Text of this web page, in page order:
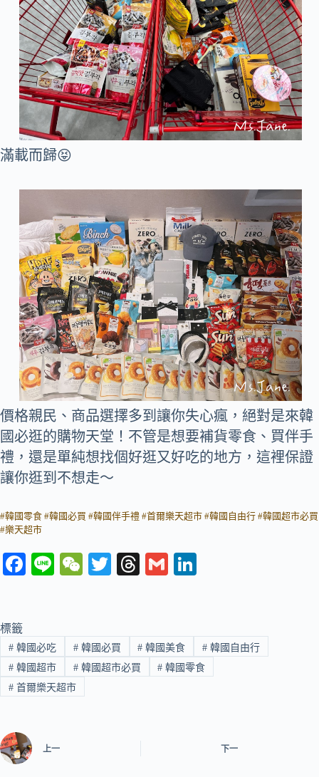
滿載而歸😝
價格親民、商品選擇多到讓你失心瘋，絕對是來韓
國必逛的購物天堂！不管是想要補貨零食、買伴手
禮，還是單純想找個好逛又好吃的地方，這裡保證
讓你逛到不想走～
#韓國零食 #韓國必買 #韓國伴手禮 #首爾樂天超市 #韓國自由行 #韓國超市必買
#樂天超市
Fa
ok
Li
W
ha
t
T
r
T
ds
G
In
標籤
#韓國必吃 #韓國必買 # 韓國美食 # 韓國自由行
#韓國超市 #韓國超市必買 # 韓國零食
#首爾樂天超市
上一 下一